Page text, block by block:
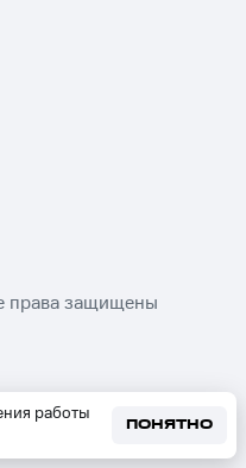
работы
ПОНЯТНО
права защищены